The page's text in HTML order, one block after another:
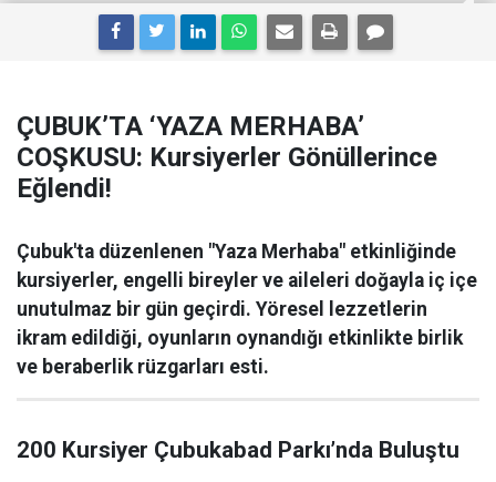
ÇUBUK’TA ‘YAZA MERHABA’
COŞKUSU: Kursiyerler Gönüllerince
Eğlendi!
Çubuk'ta düzenlenen "Yaza Merhaba" etkinliğinde
kursiyerler, engelli bireyler ve aileleri doğayla iç içe
unutulmaz bir gün geçirdi. Yöresel lezzetlerin
ikram edildiği, oyunların oynandığı etkinlikte birlik
ve beraberlik rüzgarları esti.
200 Kursiyer Çubukabad Parkı’nda Buluştu